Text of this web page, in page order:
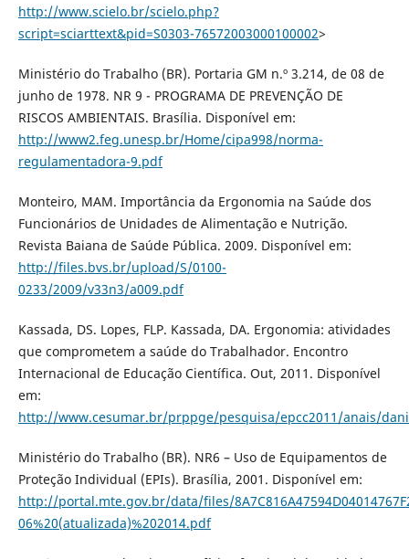
http://www.scielo.br/scielo.php?
script=sciarttext&pid=S0303-76572003000100002>
Ministério do Trabalho (BR). Portaria GM n.º 3.214, de 08 de
junho de 1978. NR 9 - PROGRAMA DE PREVENÇÃO DE
RISCOS AMBIENTAIS. Brasília. Disponível em:
http://www2.feg.unesp.br/Home/cipa998/norma-
regulamentadora-9.pdf
Monteiro, MAM. Importância da Ergonomia na Saúde dos
Funcionários de Unidades de Alimentação e Nutrição.
Revista Baiana de Saúde Pública. 2009. Disponível em:
http://files.bvs.br/upload/S/0100-
0233/2009/v33n3/a009.pdf
Kassada, DS. Lopes, FLP. Kassada, DA. Ergonomia: atividades
que comprometem a saúde do Trabalhador. Encontro
Internacional de Educação Científica. Out, 2011. Disponível
em:
http://www.cesumar.br/prppge/pesquisa/epcc2011/anais/
Ministério do Trabalho (BR). NR6 – Uso de Equipamentos de
Proteção Individual (EPIs). Brasília, 2001. Disponível em:
http://portal.mte.gov.br/data/files/
06%20(atualizada)%202014.pdf